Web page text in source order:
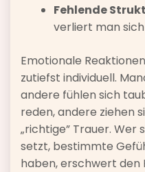
Fehlende
verliert man
Emotionale
zutiefst individuell.
andere fühlen sich
reden, andere ziehen
„richtige” Trauer.
setzt, bestimmte
haben, erschwert den